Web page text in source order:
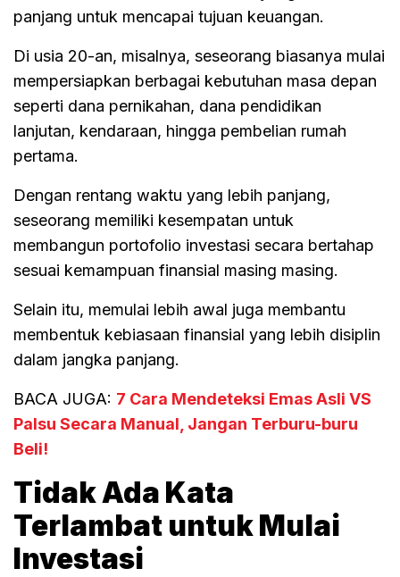
panjang untuk mencapai tujuan keuangan.
Di usia 20-an, misalnya, seseorang biasanya mulai
mempersiapkan berbagai kebutuhan masa depan
seperti dana pernikahan, dana pendidikan
lanjutan, kendaraan, hingga pembelian rumah
pertama.
Dengan rentang waktu yang lebih panjang,
seseorang memiliki kesempatan untuk
membangun portofolio investasi secara bertahap
sesuai kemampuan finansial masing masing.
Selain itu, memulai lebih awal juga membantu
membentuk kebiasaan finansial yang lebih disiplin
dalam jangka panjang.
BACA JUGA: 7 Cara Mendeteksi Emas Asli VS
Palsu Secara Manual, Jangan Terburu-buru
Beli!
Tidak Ada Kata
Terlambat untuk Mulai
Investasi